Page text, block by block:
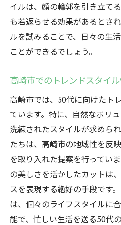
イルは、顔の輪郭を引き立て
も若返らせる効果があるとさ
ルを試みることで、日々の生
ことができるでしょう。
高崎市でのトレンドスタイ
高崎市では、50代に向けたト
ています。特に、自然なボリ
洗練されたスタイルが求めら
たちは、高崎市の地域性を反
を取り入れた提案を行ってい
の美しさを活かしたカットは
スを表現する絶好の手段です
は、個々のライフスタイルに
能で、忙しい生活を送る50代